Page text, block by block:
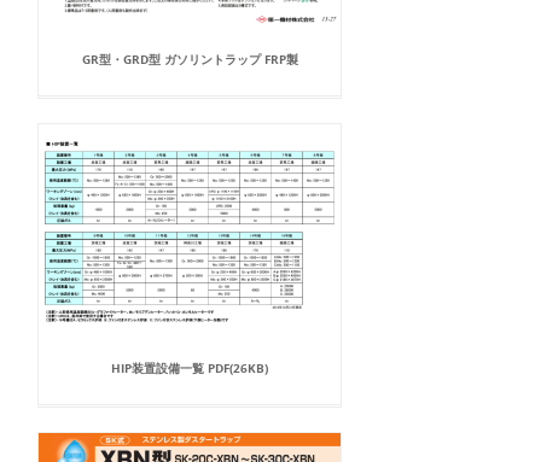
GR型・GRD型 ガソリントラップ FRP製
HIP装置設備一覧 PDF(26KB)